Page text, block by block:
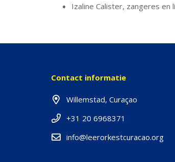
Izaline Calister, zangeres en
Contact informatie
Willemstad, Curaçao
+31 20 6968371
info@leerorkestcuracao.org